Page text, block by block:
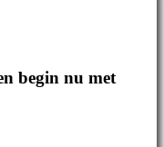
begin nu met